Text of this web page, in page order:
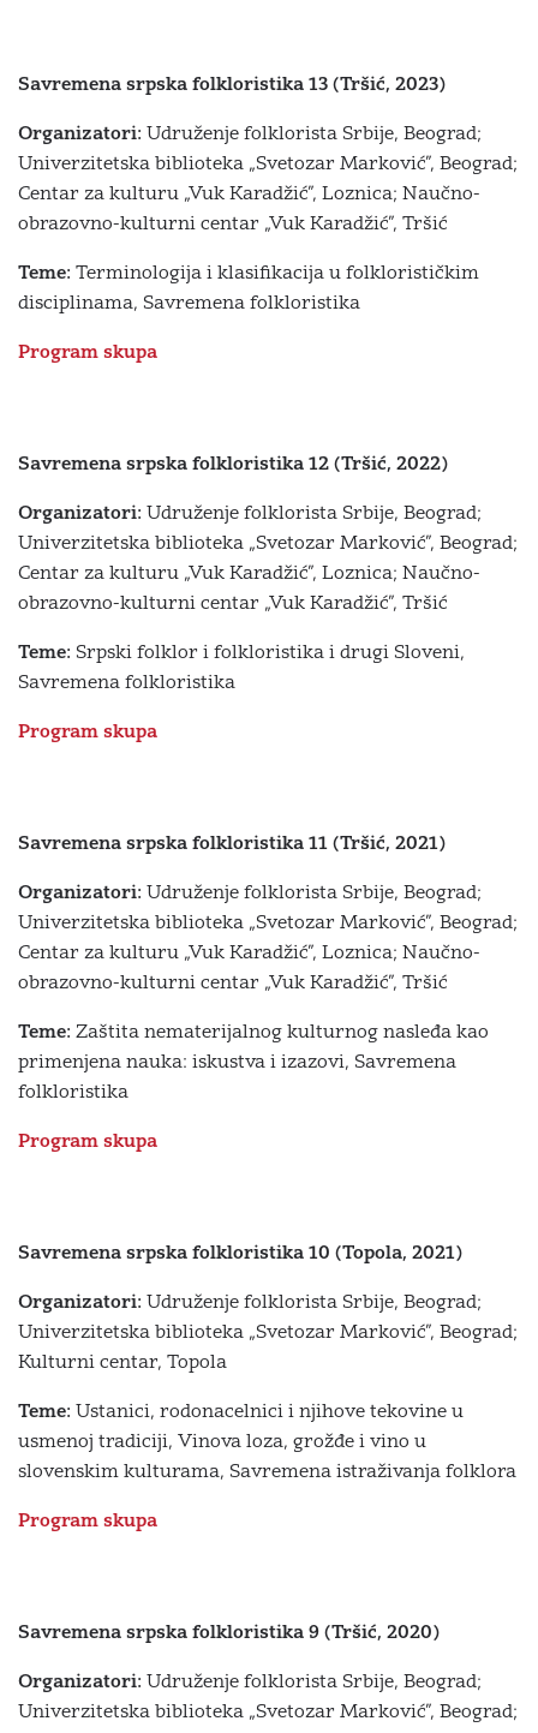
Savremena srpska folkloristika 13 (Tršić, 2023)
Organizatori: Udruženje folklorista Srbije, Beograd;
Univerzitetska biblioteka „Svetozar Marković”, Beograd;
Centar za kulturu „Vuk Karadžić”, Loznica; Naučno-
obrazovno-kulturni centar „Vuk Karadžić”, Tršić
Teme: Terminologija i klasifikacija u folklorističkim
disciplinama, Savremena folkloristika
Program skupa
Savremena srpska folkloristika 12 (Tršić, 2022)
Organizatori: Udruženje folklorista Srbije, Beograd;
Univerzitetska biblioteka „Svetozar Marković”, Beograd;
Centar za kulturu „Vuk Karadžić”, Loznica; Naučno-
obrazovno-kulturni centar „Vuk Karadžić”, Tršić
Teme: Srpski folklor i folkloristika i drugi Sloveni,
Savremena folkloristika
Program skupa
Savremena srpska folkloristika 11 (Tršić, 2021)
Organizatori: Udruženje folklorista Srbije, Beograd;
Univerzitetska biblioteka „Svetozar Marković”, Beograd;
Centar za kulturu „Vuk Karadžić”, Loznica; Naučno-
obrazovno-kulturni centar „Vuk Karadžić”, Tršić
Teme: Zaštita nematerijalnog kulturnog nasleđa kao
primenjena nauka: iskustva i izazovi, Savremena
folkloristika
Program skupa
Savremena srpska folkloristika 10 (Topola, 2021)
Organizatori: Udruženje folklorista Srbije, Beograd;
Univerzitetska biblioteka „Svetozar Marković”, Beograd;
Kulturni centar, Topola
Teme: Ustanici, rodonacelnici i njihove tekovine u
usmenoj tradiciji, Vinova loza, grožđe i vino u
slovenskim kulturama, Savremena istraživanja folklora
Program skupa
Savremena srpska folkloristika 9 (Tršić, 2020)
Organizatori: Udruženje folklorista Srbije, Beograd;
Univerzitetska biblioteka „Svetozar Marković”, Beograd;